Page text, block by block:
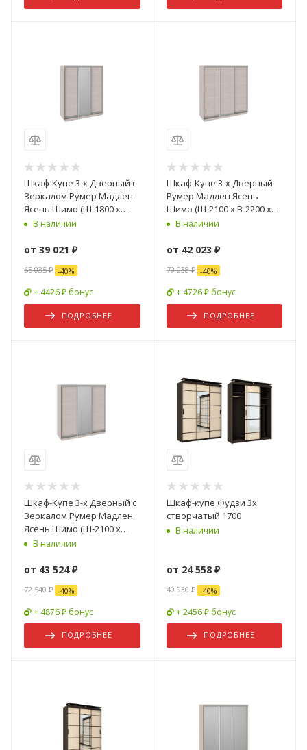
Шкаф-Купе 3-х Дверный с
Зеркалом Румер Мадлен
Ясень Шимо (Ш-1800 х
В-2200 х Г-600 мм)
В наличии
от 39 021 ₽
65 035 ₽ -40%
+ 4426 ₽ бонус
ПОДРОБНЕЕ
Шкаф-Купе 3-х Дверный
Румер Мадлен Ясень
Шимо (Ш-2100 х В-2200 х
Г-600 мм)
В наличии
от 42 023 ₽
70 038 ₽ -40%
+ 4726 ₽ бонус
ПОДРОБНЕЕ
Шкаф-Купе 3-х Дверный c
Зеркалом Румер Мадлен
Ясень Шимо (Ш-2100 х
В-2200 х Г-600 мм)
В наличии
от 43 524 ₽
72 540 ₽ -40%
+ 4876 ₽ бонус
ПОДРОБНЕЕ
Шкаф-купе Фудзи 3х
створчатый 1700
В наличии
от 24 558 ₽
40 930 ₽ -40%
+ 2456 ₽ бонус
ПОДРОБНЕЕ